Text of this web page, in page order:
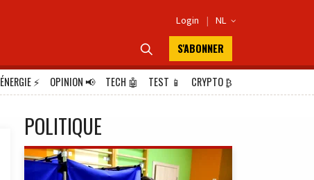
Login | NL 
 S'ABONNER
ÉNERGIE⚡ OPINION📢 TECH 🤖 TEST 📱 CRYPTO₿
POLITIQUE